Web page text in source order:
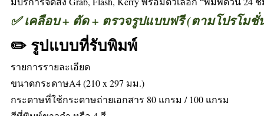
✅ เคลือบ + ตัด + ตรวจรูปแบบฟรี (ตามโปรโมชั่
✏️ รูปแบบที่รับพิมพ์
รายการรายละเอียด
ขนาดกระดาษA4 (210 x 297 มม.)
กระดาษที่ใช้กระดาษถ่ายเอกสาร 80 แกรม / 100 แกรม